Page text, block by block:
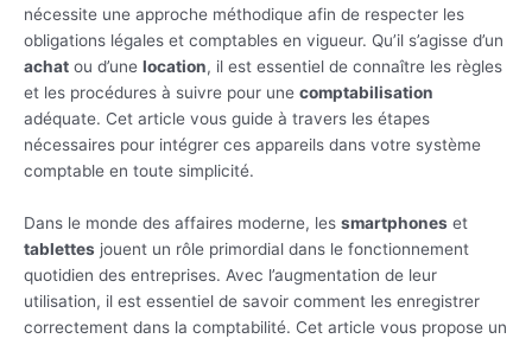
nécessite une approche méthodique afin de respecter les
obligations légales et comptables en vigueur. Qu’il s’agisse d’un
achat ou d’une location, il est essentiel de connaître les règles
et les procédures à suivre pour une comptabilisation
adéquate. Cet article vous guide à travers les étapes
nécessaires pour intégrer ces appareils dans votre système
comptable en toute simplicité.
Dans le monde des affaires moderne, les smartphones et
tablettes jouent un rôle primordial dans le fonctionnement
quotidien des entreprises. Avec l’augmentation de leur
utilisation, il est essentiel de savoir comment les enregistrer
correctement dans la comptabilité. Cet article vous propose un